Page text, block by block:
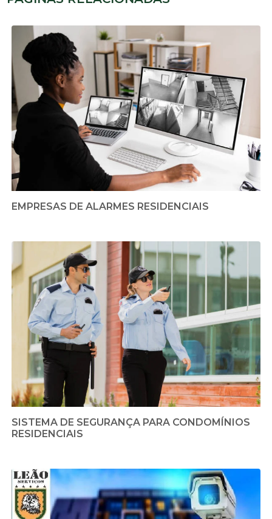
EMPRESAS DE ALARMES RESIDENCIAIS
SISTEMA DE SEGURANÇA PARA CONDOMÍNIOS
RESIDENCIAIS